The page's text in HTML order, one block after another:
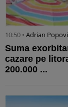
10:50 • Adrian
Suma
cazare pe
200.000 ...